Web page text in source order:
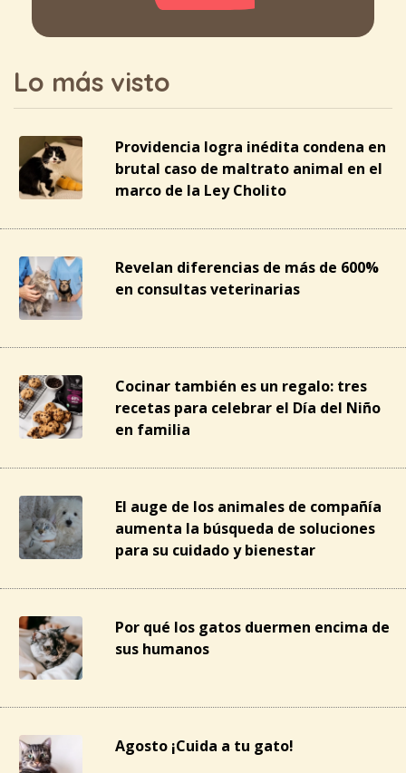
Lo más visto
Providencia logra inédita condena en
brutal caso de maltrato animal en el
marco de la Ley Cholito
Revelan diferencias de más de 600%
en consultas veterinarias
Cocinar también es un regalo: tres
recetas para celebrar el Día del Niño
en familia
El auge de los animales de compañía
aumenta la búsqueda de soluciones
para su cuidado y bienestar
Por qué los gatos duermen encima de
sus humanos
Agosto ¡Cuida a tu gato!